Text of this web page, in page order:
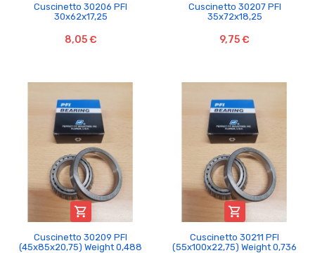
Cuscinetto 30206 PFI
30x62x17,25
8,05 €
Cuscinetto 30207 PFI
35x72x18,25
9,75 €

Cuscinetto 30209 PFI
(45x85x20,75) Weight 0,488

Cuscinetto 30211 PFI
(55x100x22,75) Weight 0,736